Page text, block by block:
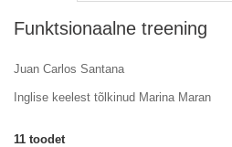
Funktsionaalne treening
Juan Carlos Santana
Inglise keelest tõlkinud Marina Maran
11 toodet